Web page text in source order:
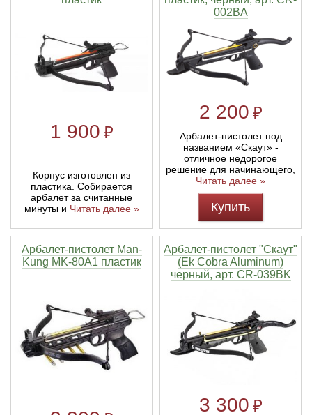
1 900 ₽
Корпус изготовлен из
пластика. Собирается
арбалет за считанные
минуты и Читать далее »
002BA
2 200 ₽
Арбалет-пистолет под
названием «Скаут» -
отличное недорогое
решение для начинающего,
Читать далее »
Купить
Арбалет-пистолет Man-
Kung MK-80A1 пластик
Арбалет-пистолет "Скаут"
(Ek Cobra Aluminum)
черный, арт. CR-039BK
3 300 ₽
Натяжители для арбалетов
Ремни и петли
Рукоятки для лука
Нагрудники
Краги для стрельбы
Напальчники для классических луков
Перчатки для традиционных луков
Линейки для настройки лука
Инсерты для лучных стрел
Стрелы для лука
Непальские кукри
Ножи танто
Топорики-томагавки
Ножи известных брендов
Метательные ножи
Охотничьи ножи
Паста для полировки ножей